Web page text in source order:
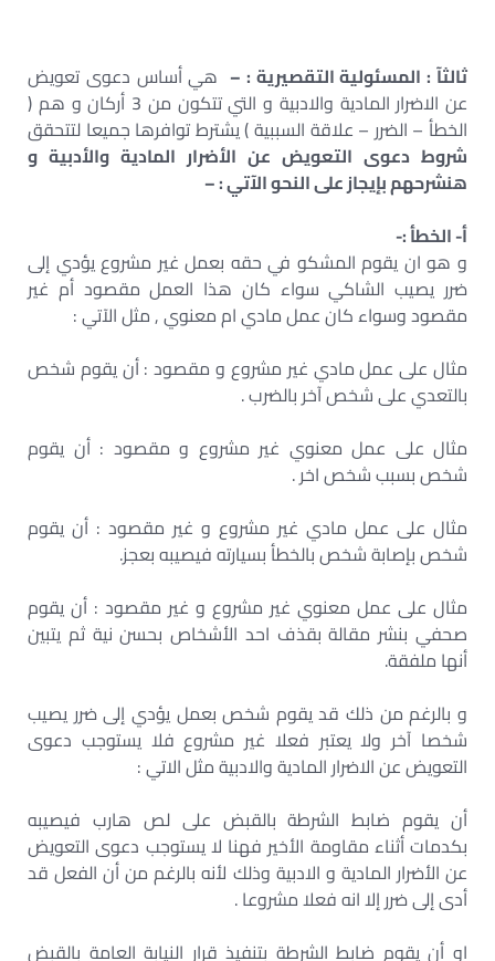
ثالثآ : المسئولية التقصيرية : – هي أساس دعوى تعويض
عن الاضرار المادية والادبية و التي تتكون من 3 أركان و هم (
الخطأ – الضرر – علاقة السببية ) يشترط توافرها جميعا لتتحقق
شروط دعوى التعويض عن الأضرار المادية والأدبية و
هنشرحهم بإيجاز على النحو الآتي : –
أ- الخطأ :-
و هو ان يقوم المشكو في حقه بعمل غير مشروع يؤدي إلى
ضرر يصيب الشاكي سواء كان هذا العمل مقصود أم غير
مقصود وسواء كان عمل مادي ام معنوي , مثل الآتي :
مثال على عمل مادي غير مشروع و مقصود : أن يقوم شخص
بالتعدي على شخص آخر بالضرب .
مثال على عمل معنوي غير مشروع و مقصود : أن يقوم
شخص بسبب شخص اخر .
مثال على عمل مادي غير مشروع و غير مقصود : أن يقوم
شخص بإصابة شخص بالخطأ بسيارته فيصيبه بعجز.
مثال على عمل معنوي غير مشروع و غير مقصود : أن يقوم
صحفي بنشر مقالة بقذف احد الأشخاص بحسن نية ثم يتبين
أنها ملفقة.
و بالرغم من ذلك قد يقوم شخص بعمل يؤدي إلى ضرر يصيب
شخصا آخر ولا يعتبر فعلا غير مشروع فلا يستوجب دعوى
التعويض عن الاضرار المادية والادبية مثل الاتي :
أن يقوم ضابط الشرطة بالقبض على لص هارب فيصيبه
بكدمات أثناء مقاومة الأخير فهنا لا يستوجب دعوى التعويض
عن الأضرار المادية و الادبية وذلك لأنه بالرغم من أن الفعل قد
أدى إلى ضرر إلا انه فعلا مشروعا .
او أن يقوم ضابط الشرطة بتنفيذ قرار النيابة العامة بالقبض